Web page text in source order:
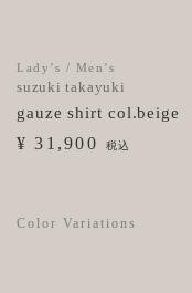
Lady’s / Men’s
suzuki takayuki
gauze shirt col.beige
¥ 31,900 税込
Color Variations